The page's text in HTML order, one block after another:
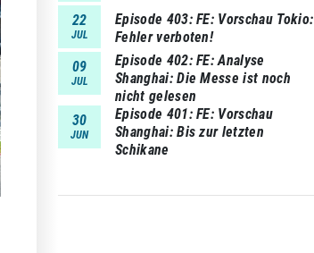
22
JUL
Episode 403 FE: Vorschau Tokio:
Fehler verboten!
09
JUL
Episode 402 FE: Analyse
Shanghai: Die Messe ist noch
nicht gelesen
30
JUN
Episode 401 FE: Vorschau
Shanghai: Bis zur letzten
Schikane